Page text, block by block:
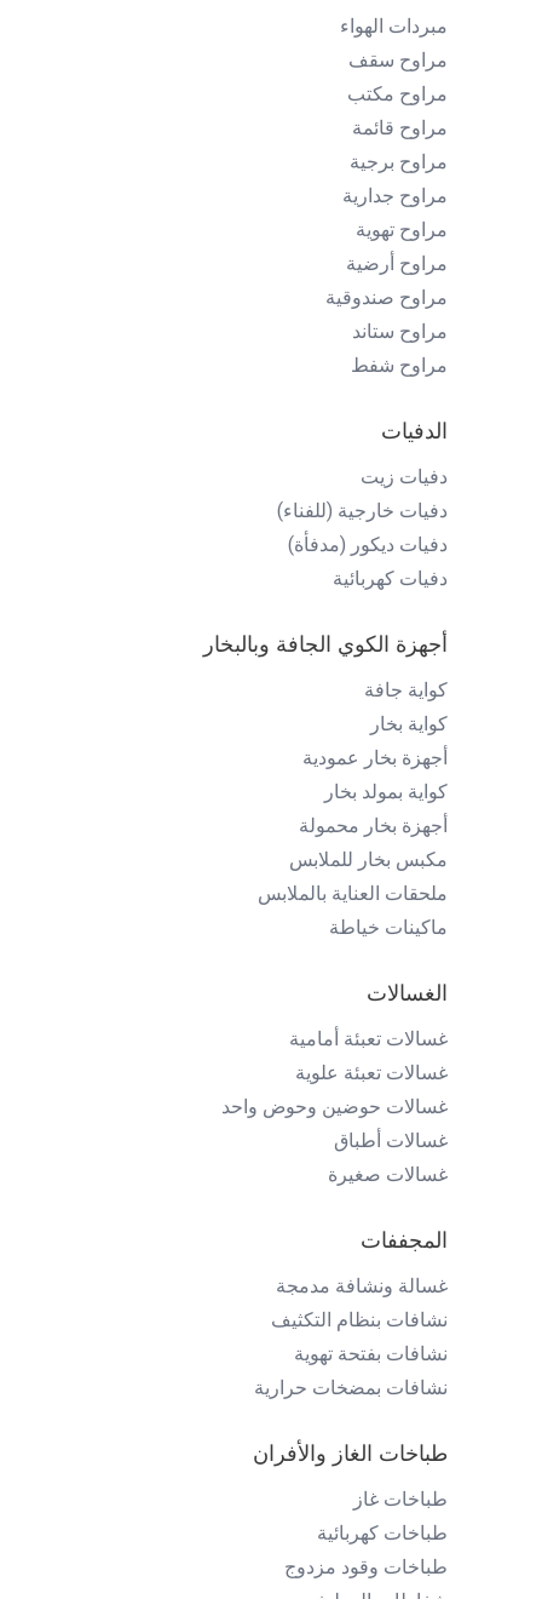
مبردات الهواء
مراوح سقف
مراوح مكتب
مراوح قائمة
مراوح برجية
مراوح جدارية
مراوح تهوية
مراوح أرضية
مراوح صندوقية
مراوح ستاند
مراوح شفط
الدفيات
دفيات زيت
دفيات خارجية (للفناء)
دفيات ديكور (مدفأة)
دفيات كهربائية
أجهزة الكوي الجافة وبالبخار
كواية جافة
كواية بخار
أجهزة بخار عمودية
كواية بمولد بخار
أجهزة بخار محمولة
مكبس بخار للملابس
ملحقات العناية بالملابس
ماكينات خياطة
الغسالات
غسالات تعبئة أمامية
غسالات تعبئة علوية
غسالات حوضين وحوض واحد
غسالات أطباق
غسالات صغيرة
المجففات
غسالة ونشافة مدمجة
نشافات بنظام التكثيف
نشافات بفتحة تهوية
نشافات بمضخات حرارية
طباخات الغاز والأفران
طباخات غاز
طباخات كهربائية
طباخات وقود مزدوج